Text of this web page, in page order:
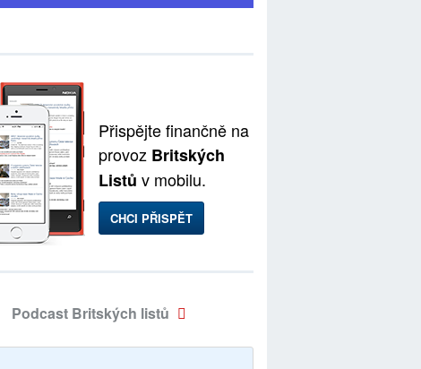
Přispějte finančně na
provoz Britských
Listů v mobilu.
CHCI PŘISPĚT
Podcast Britských listů